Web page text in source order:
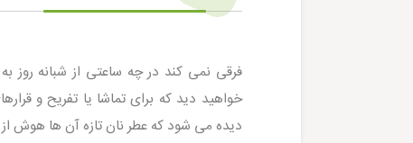
فرقی نمی کند در چه ساعتی از شبانه روز به
خواهید دید که برای تماشا یا تفریح و
دیده می شود که عطر نان تازه آن ها هوش